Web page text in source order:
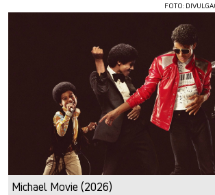
FOTO:
Michael Movie (2026)